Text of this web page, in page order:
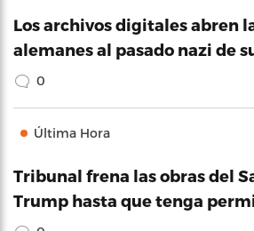
Los archivos digitales abren
alemanes al pasado nazi de
0
Última Hora
Tribunal frena las obras del
Trump hasta que tenga